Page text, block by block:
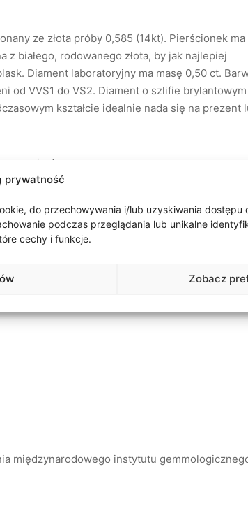
prywatność
do przechowywania i/lub uzyskiwania dostępu
podczas przeglądania lub unikalne
cechy i funkcje.
Zobacz
ze złota próby 0,585 (14kt). Pierścionek ma
z białego, rodowanego złota, by jak najlepiej
Diament laboratoryjny ma masę 0,50 ct.
od VVS1 do VS2. Diament o szlifie brylantowym
kształcie idealnie nada się na prezent
wariant.
międzynarodowego instytutu